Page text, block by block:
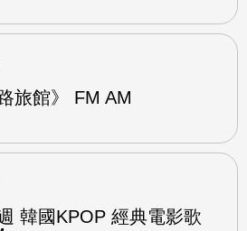
旅館》 FM AM
韓國KPOP 經典電影歌